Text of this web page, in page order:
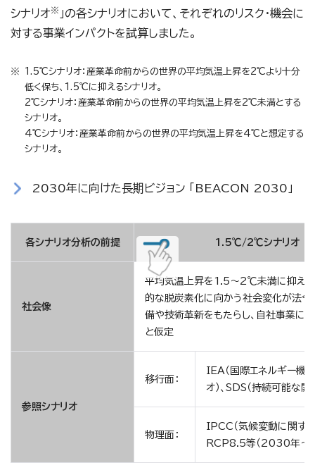
シナリオ※ 」の各シナリオにおいて、それぞれのリスク・機会に
対する事業インパクトを試算しました。
1.5℃シナリオ：産業革命前からの世界の平均気温上昇を2℃より十分
低く保ち、1.5℃に抑えるシナリオ。
2℃シナリオ：産業革命前からの世界の平均気温上昇を2℃未満とする
シナリオ。
4℃シナリオ：産業革命前からの世界の平均気温上昇を4℃と想定する
シナリオ。
2030年に向けた長期ビジョン 「BEACON 2030」
各シナリオ分析の前提 1.5℃/2℃シナリオ
社会像
平均気温上昇を1.5～2℃未満に抑える
的な脱炭素化に向かう社会変化が法令
備や技術革新をもたらし、自社事業に
と仮定
参照シナリオ
移行面：
IEA（国際エネルギー機
オ）、SDS（持続可能な開
物理面：
IPCC（気候変動に関
RCP8.5等（2030年～